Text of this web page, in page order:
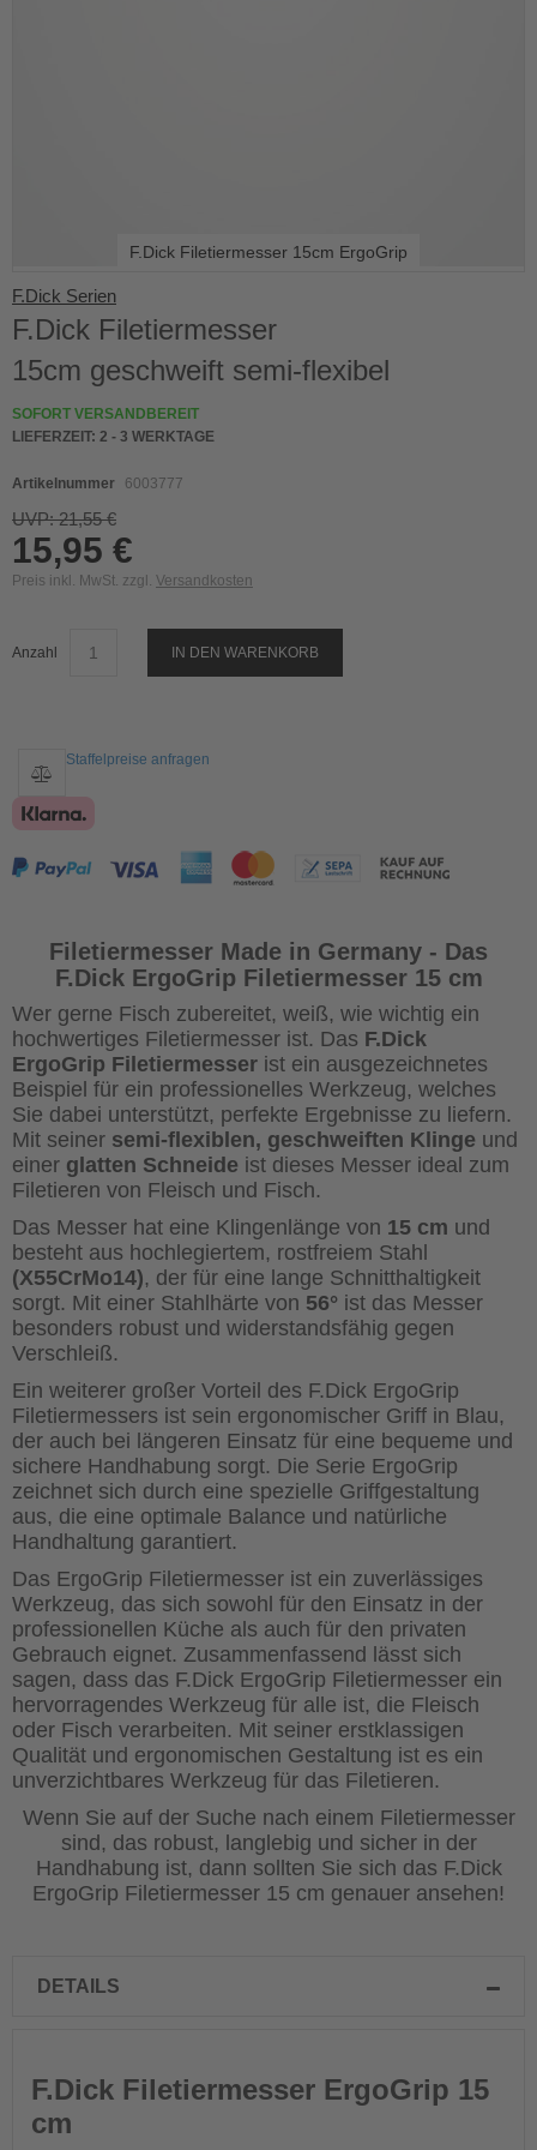
F.Dick Serien
F.Dick Filetiermesser
15cm geschweift semi-flexibel
SOFORT VERSANDBEREIT
LIEFERZEIT: 2 - 3 WERKTAGE
Artikelnummer 6003777
UVP: 21,55 €
15,95 €
Preis inkl. MwSt. zzgl. Versandkosten
Anzahl IN DEN WARENKORB
Staffelpreise anfragen
Filetiermesser Made in Germany - Das
F.Dick ErgoGrip Filetiermesser 15 cm
Wer gerne Fisch zubereitet, weiß, wie wichtig ein
hochwertiges Filetiermesser ist. Das F.Dick
ErgoGrip Filetiermesser ist ein ausgezeichnetes
Beispiel für ein professionelles Werkzeug, welches
Sie dabei unterstützt, perfekte Ergebnisse zu liefern.
Mit seiner semi-flexiblen, geschweiften Klinge und
einer glatten Schneide ist dieses Messer ideal zum
Filetieren von Fleisch und Fisch.
Das Messer hat eine Klingenlänge von 15 cm und
besteht aus hochlegiertem, rostfreiem Stahl
(X55CrMo14), der für eine lange Schnitthaltigkeit
sorgt. Mit einer Stahlhärte von 56° ist das Messer
besonders robust und widerstandsfähig gegen
Verschleiß.
Ein weiterer großer Vorteil des F.Dick ErgoGrip
Filetiermessers ist sein ergonomischer Griff in Blau,
der auch bei längeren Einsatz für eine bequeme und
sichere Handhabung sorgt. Die Serie ErgoGrip
zeichnet sich durch eine spezielle Griffgestaltung
aus, die eine optimale Balance und natürliche
Handhaltung garantiert.
Das ErgoGrip Filetiermesser ist ein zuverlässiges
Werkzeug, das sich sowohl für den Einsatz in der
professionellen Küche als auch für den privaten
Gebrauch eignet. Zusammenfassend lässt sich
sagen, dass das F.Dick ErgoGrip Filetiermesser ein
hervorragendes Werkzeug für alle ist, die Fleisch
oder Fisch verarbeiten. Mit seiner erstklassigen
Qualität und ergonomischen Gestaltung ist es ein
unverzichtbares Werkzeug für das Filetieren.
Wenn Sie auf der Suche nach einem Filetiermesser
sind, das robust, langlebig und sicher in der
Handhabung ist, dann sollten Sie sich das F.Dick
ErgoGrip Filetiermesser 15 cm genauer ansehen!
F.Dick Filetiermesser 15cm ErgoGrip
to
the
images
gallery
DETAILS
F.Dick Filetiermesser ErgoGrip 15
cm